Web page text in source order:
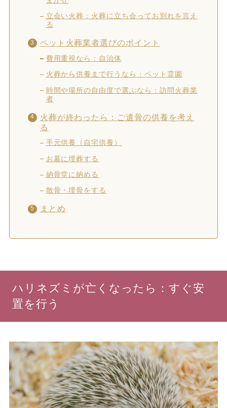
立会い火葬：火葬に立ち会ってお別れを言え
る
ペット火葬業者選びのポイント
費用重視なら：自治体
火葬から供養まで行うなら：ペット霊園
時間や場所の自由度で選ぶなら：訪問火葬業
者
火葬が終わったら：ご遺骨の供養を考え
る
手元供養（自宅供養）
お墓に埋葬する
納骨堂に納める
散骨・埋骨をする
まとめ
ハリネズミが亡くなったら：すぐ安
置を行う